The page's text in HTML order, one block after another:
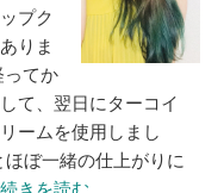
プク
りま
ってか
て、翌日にターコイ
ームを使用しまし
ぼ一緒の仕上がりに
続きを読む